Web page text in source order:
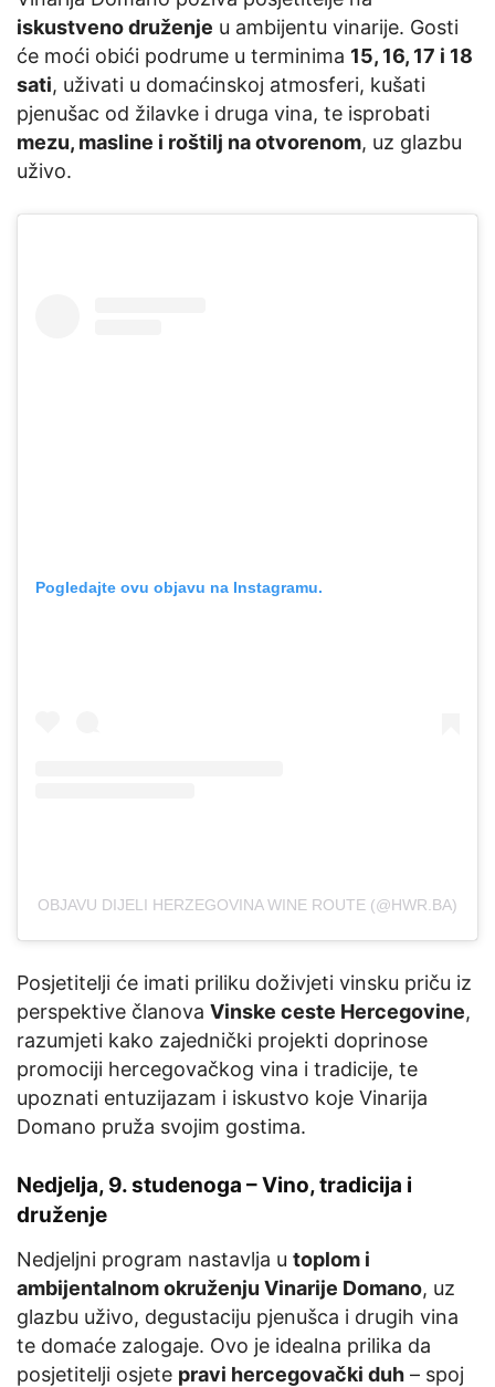
iskustveno druženje u ambijentu vinarije. Gosti
će moći obići podrume u terminima 15, 16, 17 i 18
sati, uživati u domaćinskoj atmosferi, kušati
pjenušac od žilavke i druga vina, te isprobati
mezu, masline i roštilj na otvorenom, uz glazbu
uživo.
Pogledajte ovu objavu na Instagramu.
OBJAVU DIJELI HERZEGOVINA WINE ROUTE (@HWR.BA)
Posjetitelji će imati priliku doživjeti vinsku priču iz
perspektive članova Vinske ceste Hercegovine,
razumjeti kako zajednički projekti doprinose
promociji hercegovačkog vina i tradicije, te
upoznati entuzijazam i iskustvo koje Vinarija
Domano pruža svojim gostima.
Nedjelja, 9. studenoga – Vino, tradicija i
druženje
Nedjeljni program nastavlja u toplom i
ambijentalnom okruženju Vinarije Domano, uz
glazbu uživo, degustaciju pjenušca i drugih vina
te domaće zalogaje. Ovo je idealna prilika da
posjetitelji osjete pravi hercegovački duh – spoj